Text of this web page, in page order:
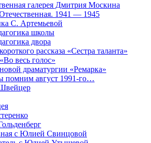
галерея Дмитрия Москина
1941 — 1945
С. Артемьевой
школы
двора
рассказа «Сестра таланта»
весь голос»
драматургии «Ремарка»
помним август 1991-го…
с Юлией Свинцовой